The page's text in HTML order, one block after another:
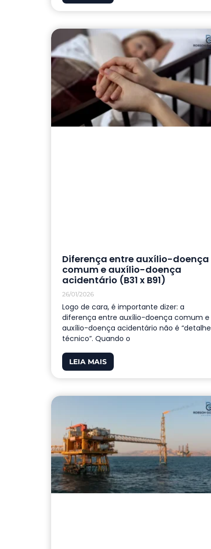
Diferença entre auxílio-doença
comum e auxílio-doença
acidentário (B31 x B91)
26/01/2026
Logo de cara, é importante dizer: a
diferença entre auxílio-doença comum e
auxílio-doença acidentário não é “detalhe
técnico”. Quando o
LEIA MAIS